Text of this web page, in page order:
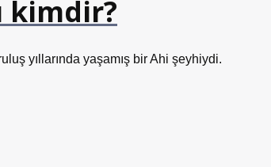
kimdir?
yıllarında yaşamış bir Ahi şeyhiydi.